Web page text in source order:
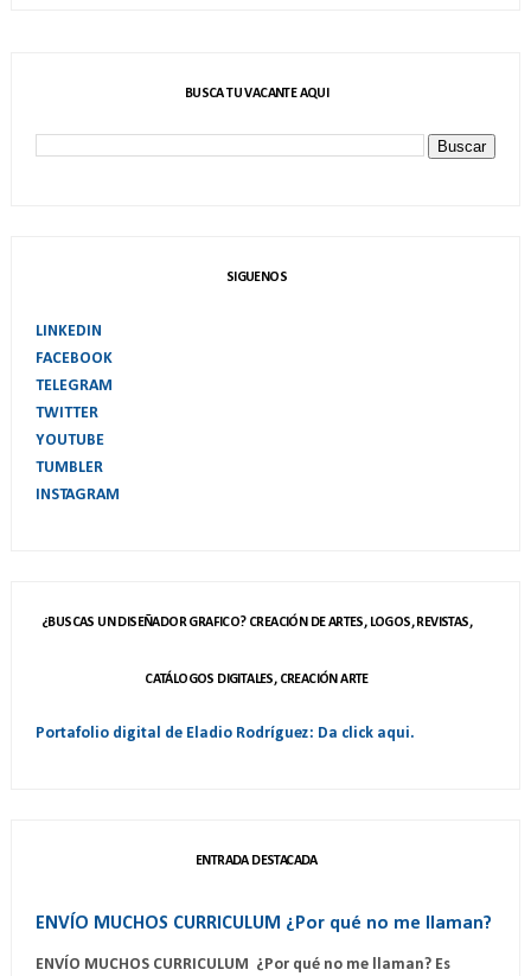
BUSCA TU VACANTE AQUI
SIGUENOS
LINKEDIN
FACEBOOK
TELEGRAM
TWITTER
YOUTUBE
TUMBLER
INSTAGRAM
¿BUSCAS UN DISEÑADOR GRAFICO? CREACIÓN DE ARTES, LOGOS, REVISTAS,
CATÁLOGOS DIGITALES, CREACIÓN ARTE
Portafolio digital de Eladio Rodríguez: Da click aqui.
ENTRADA DESTACADA
ENVÍO MUCHOS CURRICULUM ¿Por qué no me llaman?
ENVÍO MUCHOS CURRICULUM ¿Por qué no me llaman? Es